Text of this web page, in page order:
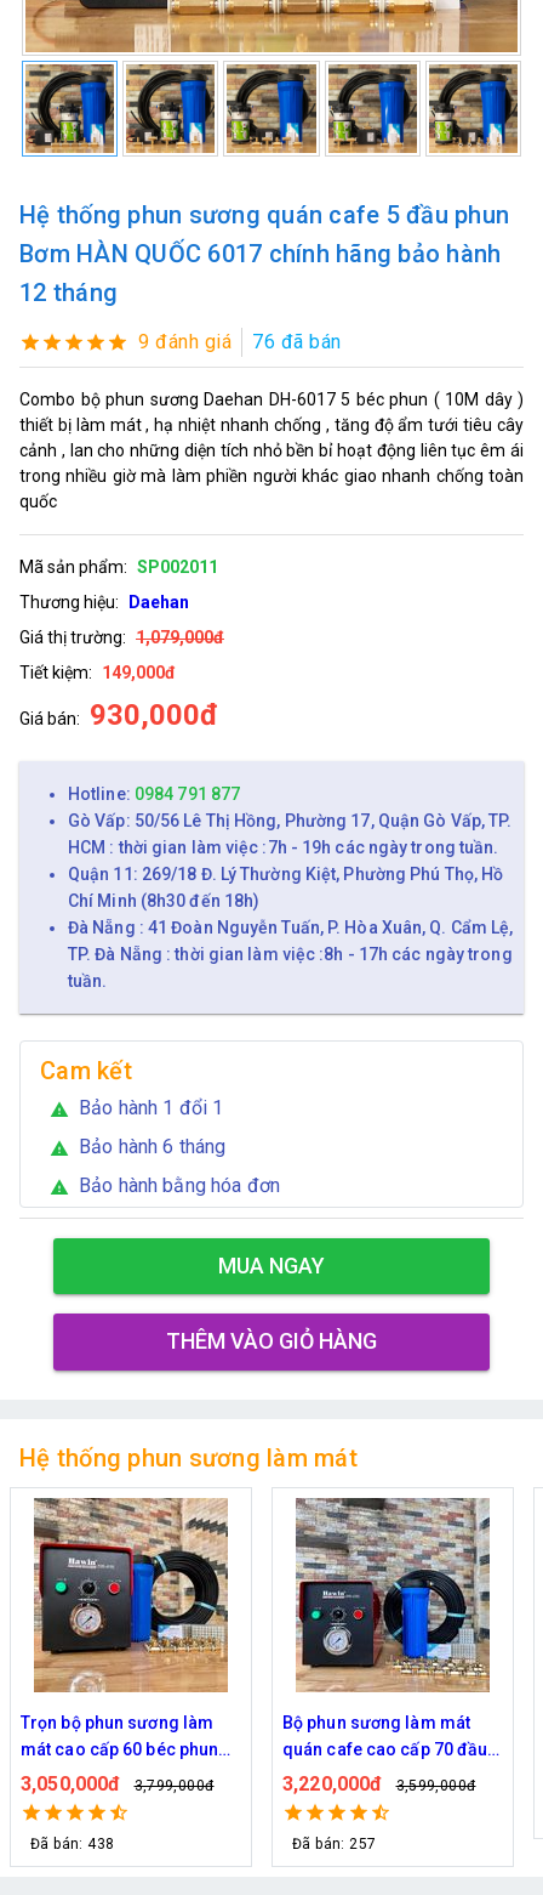
Hệ thống phun sương quán cafe 5 đầu phun
Bơm HÀN QUỐC 6017 chính hãng bảo hành
12 tháng
9 đánh giá 76 đã bán
Combo bộ phun sương Daehan DH-6017 5 béc phun ( 10M dây )
thiết bị làm mát , hạ nhiệt nhanh chống , tăng độ ẩm tưới tiêu cây
cảnh , lan cho những diện tích nhỏ bền bỉ hoạt động liên tục êm ái
trong nhiều giờ mà làm phiền người khác giao nhanh chống toàn
quốc
Mã sản phẩm: SP002011
Thương hiệu:
Daehan
Giá thị trường: 1,079,000đ
Tiết kiệm:
149,000đ
Giá bán: 930,000đ
Hotline: 0984 791 877
Gò Vấp: 50/56 Lê Thị Hồng, Phường 17, Quận Gò Vấp, TP.
HCM : thời gian làm việc :7h - 19h các ngày trong tuần.
Quận 11: 269/18 Đ. Lý Thường Kiệt, Phường Phú Thọ, Hồ
Chí Minh (8h30 đến 18h)
Đà Nẵng : 41 Đoàn Nguyễn Tuấn, P. Hòa Xuân, Q. Cẩm Lệ,
TP. Đà Nẵng : thời gian làm việc :8h - 17h các ngày trong
tuần.
Cam kết
warning Bảo hành 1 đổi 1
warning Bảo hành 6 tháng
warning Bảo hành bằng hóa đơn
MUA NGAY
THÊM VÀO GIỎ HÀNG
Hệ thống phun sương làm mát
Bộ phun sương làm mát
quán cafe cao cấp 70 đầu
phun
3,220,000đ 3,599,000đ
Đã bán: 257
Bộ phun sương 50 đầu phun
- Bơm Hawin HP 2106 lọc
rác 50M dây
2,700,000đ 2,999,000đ